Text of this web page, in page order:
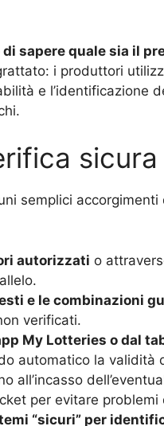
sapere quale sia il
i produttori
e l’identificazione
sicura
semplici
autorizzati o
e le combinazioni
verificati.
My Lotteries o dal
automatico la validità
all’incasso
per evitare
“sicuri” per